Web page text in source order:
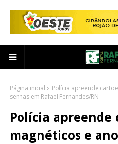
Página inicial
Polícia apreende
senhas em Rafael Fernandes/RN
Polícia apreende
magnéticos e